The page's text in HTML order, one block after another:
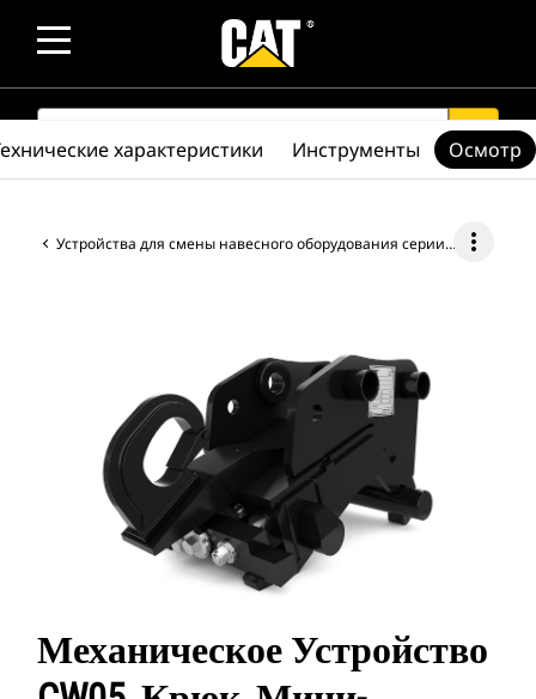
SEARCH search
Устройства для смены навесного оборудования серии CW more_vert
Механическое Устройство
характеристики Инструменты Осмотр